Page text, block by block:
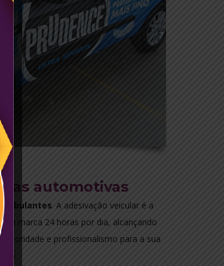
automotivas
. A adesivação veicular é a
marca 24 horas por dia, alcançando
e profissionalismo para a sua